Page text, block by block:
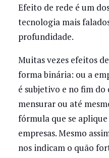
Efeito de rede é um
tecnologia mais
profundidade.
Muitas vezes efeitos
forma binária: ou a
é subjetivo e no fim
mensurar ou até
fórmula que se
empresas. Mesmo
nos indicam o quão